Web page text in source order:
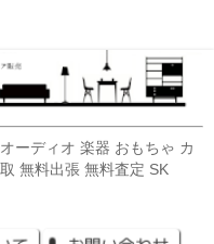
ーディオ 楽器 おもちゃ カ
無料出張 無料査定 SK